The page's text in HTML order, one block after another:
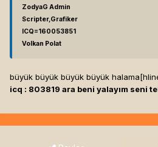
ZodyaG Admin
Scripter,Grafiker
ICQ=160053851
Volkan Polat
büyük büyük büyük büyük
icq : 803819 ara beni yalayım seni